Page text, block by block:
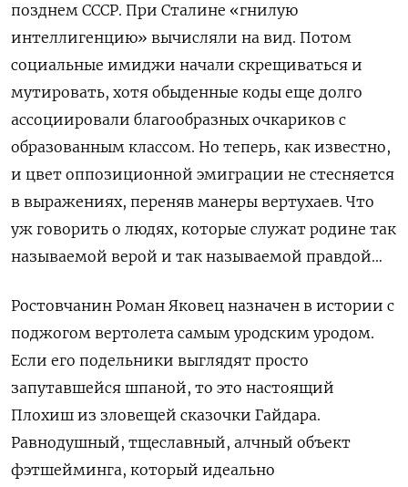
позднем СССР. При Сталине «гнилую
интеллигенцию» вычисляли на вид. Потом
социальные имиджи начали скрещиваться и
мутировать, хотя обыденные коды еще долго
ассоциировали благообразных очкариков с
образованным классом. Но теперь, как известно,
и цвет оппозиционной эмиграции не стесняется
в выражениях, переняв манеры вертухаев. Что
уж говорить о людях, которые служат родине так
называемой верой и так называемой правдой…
Ростовчанин Роман Яковец назначен в истории с
поджогом вертолета самым уродским уродом.
Если его подельники выглядят просто
запутавшейся шпаной, то это настоящий
Плохиш из зловещей сказочки Гайдара.
Равнодушный, тщеславный, алчный объект
фэтшейминга, который идеально